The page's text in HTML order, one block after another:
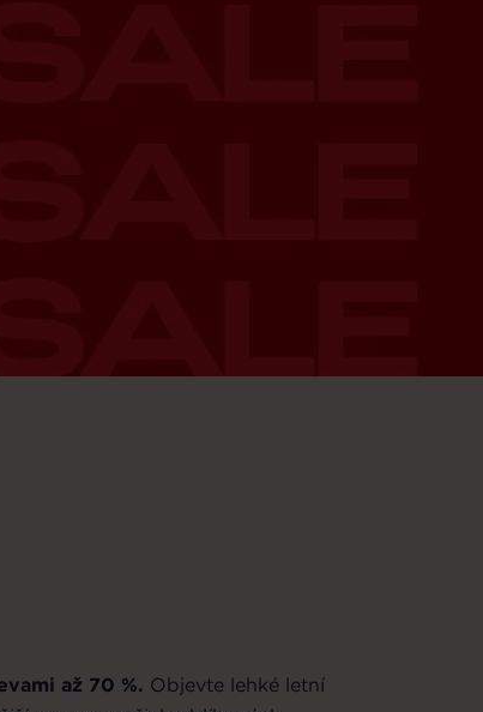
až 70 %. Objevte lehké letní